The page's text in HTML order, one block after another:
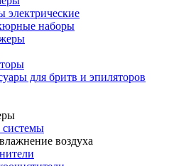
электрические
наборы
для бритв и эпиляторов
воздуха